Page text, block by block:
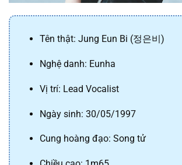
Tên thật: Jung Eun Bi (정은비)
Nghệ danh: Eunha
Vị trí: Lead Vocalist
Ngày sinh: 30/05/1997
Cung hoàng đạo: Song tử